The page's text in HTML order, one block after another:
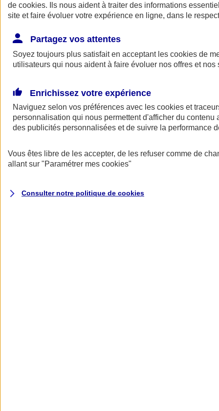
AXA Assurance
de cookies. Ils nous aident à traiter des informations
site et faire évoluer votre expérience en ligne, dans le
Partagez vos attentes
Soyez toujours plus satisfait en acceptant les cookies de
utilisateurs qui nous aident à faire évoluer nos offres et nos
Enrichissez votre expérience
Naviguez selon vos préférences avec les cookies et
personnalisation qui nous permettent d'afficher du contenu
des publicités personnalisées et de suivre la performance
Vous êtes libre de les accepter, de les refuser comme de
allant sur "Paramétrer mes cookies"
Consulter notre politique de cookies